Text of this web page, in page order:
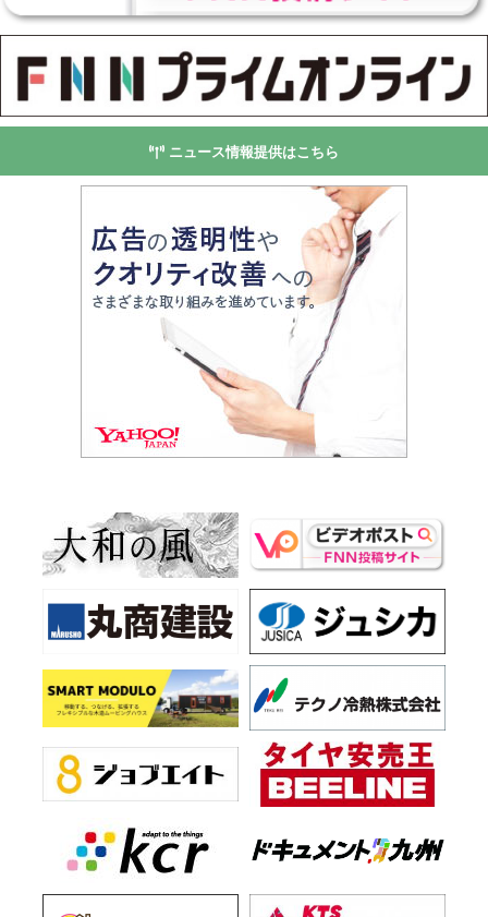
ニュース情報提供はこちら